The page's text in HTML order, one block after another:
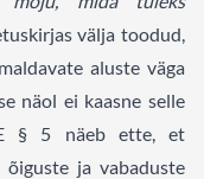
välja toodud,
aluste väga
näol ei kaasne selle
§ 5 näeb ette, et
õiguste ja vabaduste